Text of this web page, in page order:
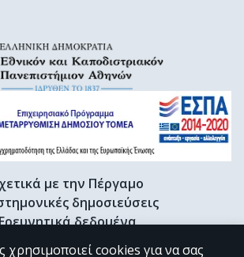
με την Πέργαμο
δημοσιεύσεις
δεδομένα
διατριβές & Γκρίζα βιβλιογραφία
cookies για να σας